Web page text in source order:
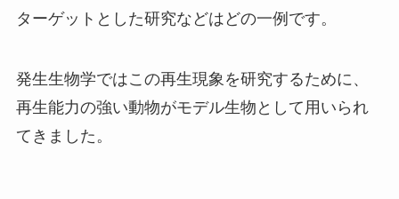
ターゲットとした研究などはどの一例です。
発生生物学ではこの再生現象を研究するために、
再生能力の強い動物がモデル生物として用いられ
てきました。